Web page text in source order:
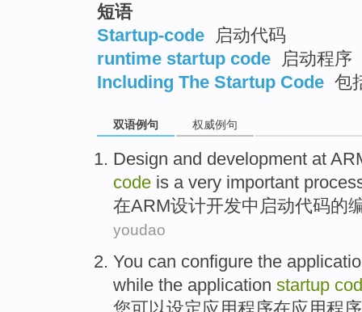
短语
Startup-code
启动代码
runtime startup code
启动程序
Including The Startup Code 包
双语例句 权威例句
Design and development at
code is a very important
在ARM设计开发中 启动代码的
youdao
You can configure the
while the application startup